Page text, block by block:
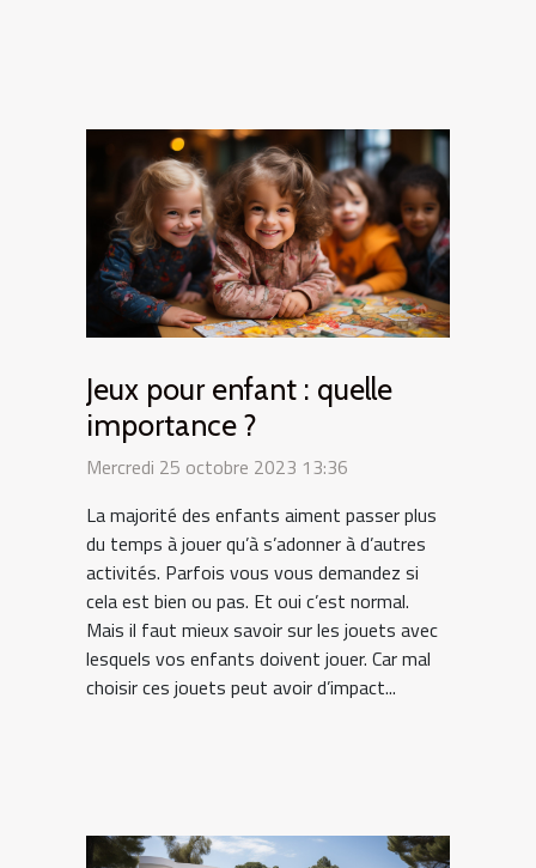
Jeux pour enfant : quelle
importance ?
Mercredi 25 octobre 2023 13:36
La majorité des enfants aiment passer plus
du temps à jouer qu’à s’adonner à d’autres
activités. Parfois vous vous demandez si
cela est bien ou pas. Et oui c’est normal.
Mais il faut mieux savoir sur les jouets avec
lesquels vos enfants doivent jouer. Car mal
choisir ces jouets peut avoir d’impact...